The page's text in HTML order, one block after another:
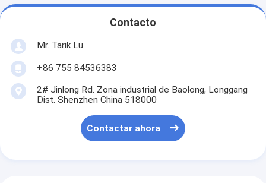
Contacto
Mr. Tarik Lu
+86 755 84536383
2# Jinlong Rd. Zona industrial de Baolong, Longgang
Dist. Shenzhen China 518000
Contactar ahora